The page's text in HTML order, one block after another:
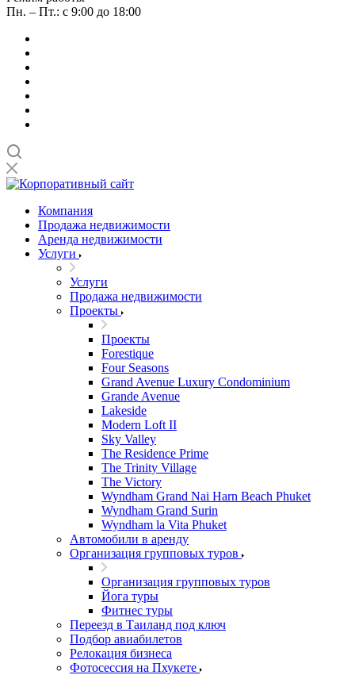
Пн. – Пт.: с 9:00 до 18:00
Компания
Продажа недвижимости
Аренда недвижимости
Услуги
Услуги
Продажа недвижимости
Проекты
Проекты
Forestique
Four Seasons
Grand Avenue Luxury Condominium
Grande Avenue
Lakeside
Modern Loft II
Sky Valley
The Residence Prime
The Trinity Village
The Victory
Wyndham Grand Nai Harn Beach Phuket
Wyndham Grand Surin
Wyndham la Vita Phuket
Автомобили в аренду
Организация групповых туров
Организация групповых туров
Йога туры
Фитнес туры
Переезд в Таиланд под ключ
Подбор авиабилетов
Релокация бизнеса
Фотоcессия на Пхукете